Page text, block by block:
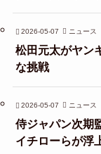
2026-05-07 ニュース
松田元太がヤン
な挑戦
2026-05-07 ニュース
侍ジャパン次期
イチローらが浮